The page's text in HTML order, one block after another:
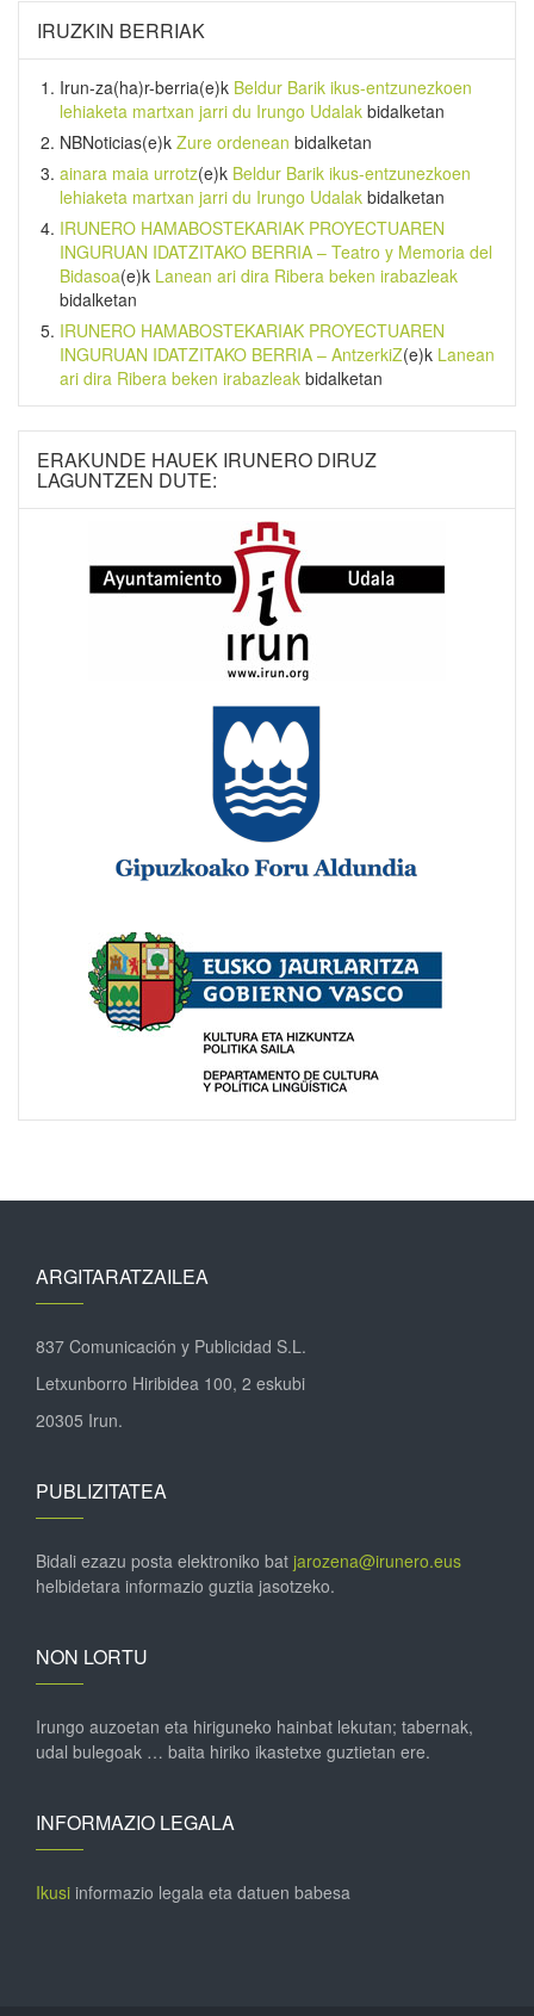
IRUZKIN BERRIAK
Irun-za(ha)r-berria(e)k Beldur Barik ikus-entzunezkoen
lehiaketa martxan jarri du Irungo Udalak bidalketan
NBNoticias(e)k Zure ordenean bidalketan
ainara maia urrotz(e)k Beldur Barik ikus-entzunezkoen
lehiaketa martxan jarri du Irungo Udalak bidalketan
IRUNERO HAMABOSTEKARIAK PROYECTUAREN
INGURUAN IDATZITAKO BERRIA – Teatro y Memoria del
Bidasoa(e)k Lanean ari dira Ribera beken irabazleak
bidalketan
IRUNERO HAMABOSTEKARIAK PROYECTUAREN
INGURUAN IDATZITAKO BERRIA – AntzerkiZ(e)k Lanean
ari dira Ribera beken irabazleak bidalketan
ERAKUNDE HAUEK IRUNERO DIRUZ
LAGUNTZEN DUTE:
ARGITARATZAILEA
837 Comunicación y Publicidad S.L.
Letxunborro Hiribidea 100, 2 eskubi
20305 Irun.
PUBLIZITATEA
Bidali ezazu posta elektroniko bat jarozena@irunero.eus
helbidetara informazio guztia jasotzeko.
NON LORTU
Irungo auzoetan eta hiriguneko hainbat lekutan; tabernak,
udal bulegoak … baita hiriko ikastetxe guztietan ere.
INFORMAZIO LEGALA
Ikusi informazio legala eta datuen babesa